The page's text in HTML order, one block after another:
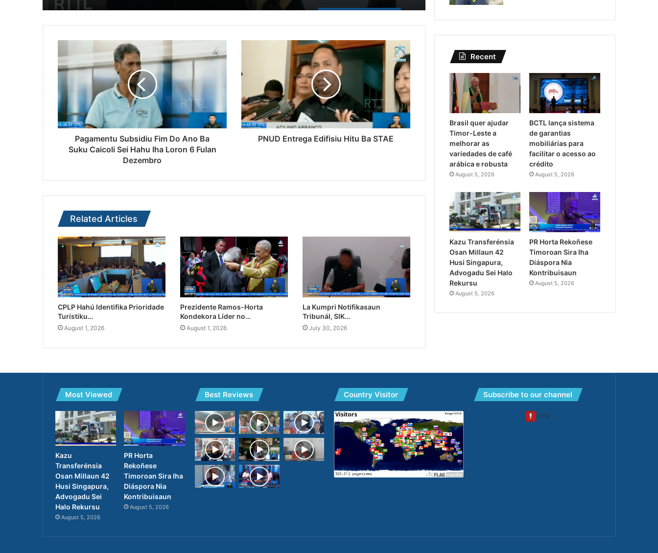
Pagamentu Subsidiu Fim Do Ano Ba
Suku Caicoli Sei Hahu Iha Loron 6 Fulan
Dezembro
PNUD Entrega Edifisiu Hitu Ba STAE
Related Articles
CPLP Hahú Identifika Prioridade
Turístiku…
August 1, 2026
Prezidente Ramos-Horta
Kondekora Líder no…
August 1, 2026
La Kumpri Notifikasaun
Tribunál, SIK…
July 30, 2026
Recent
Brasil quer ajudar
Timor-Leste a
melhorar as
variedades de café
arábica e robusta
August 5, 2026
BCTL lança sistema
de garantias
mobiliárias para
facilitar o acesso ao
crédito
August 5, 2026
Kazu Transferénsia
Osan Millaun 42
Husi Singapura,
Advogadu Sei Halo
Rekursu
August 5, 2026
PR Horta Rekoñese
Timoroan Sira Iha
Diáspora Nia
Kontribuisaun
August 5, 2026
Most Viewed
Kazu
Transferénsia
Osan Millaun 42
Husi Singapura,
Advogadu Sei
Halo Rekursu
August 5, 2026
PR Horta
Rekoñese
Timoroan Sira Iha
Diáspora Nia
Kontribuisaun
August 5, 2026
Best Reviews Country Visitor Subscribe to our channel